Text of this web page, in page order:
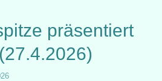
präsentiert